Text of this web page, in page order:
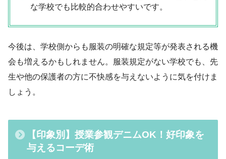
な学校でも比較的合わせやすいです。
今後は、学校側からも服装の明確な規定等が発表される機
会も増えるかもしれません。服装規定がない学校でも、先
生や他の保護者の方に不快感を与えないように気を付けま
しょう。
【印象別】授業参観デニムOK！好印象を
与えるコーデ術